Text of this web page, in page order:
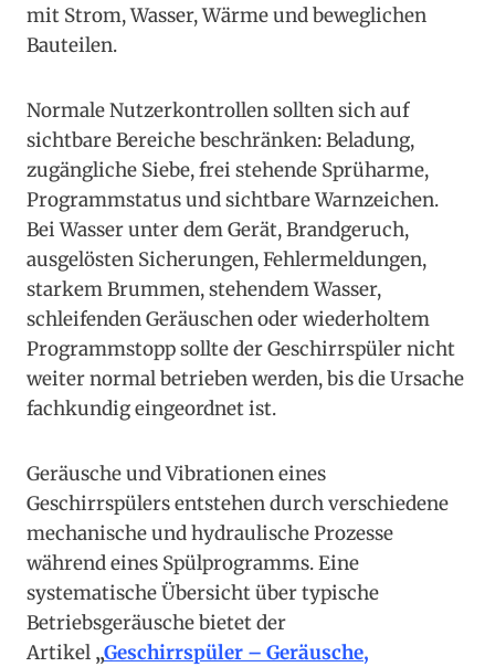
mit Strom, Wasser, Wärme und beweglichen
Bauteilen.
Normale Nutzerkontrollen sollten sich auf
sichtbare Bereiche beschränken: Beladung,
zugängliche Siebe, frei stehende Sprüharme,
Programmstatus und sichtbare Warnzeichen.
Bei Wasser unter dem Gerät, Brandgeruch,
ausgelösten Sicherungen, Fehlermeldungen,
starkem Brummen, stehendem Wasser,
schleifenden Geräuschen oder wiederholtem
Programmstopp sollte der Geschirrspüler nicht
weiter normal betrieben werden, bis die Ursache
fachkundig eingeordnet ist.
Geräusche und Vibrationen eines
Geschirrspülers entstehen durch verschiedene
mechanische und hydraulische Prozesse
während eines Spülprogramms. Eine
systematische Übersicht über typische
Betriebsgeräusche bietet der
Artikel „Geschirrspüler – Geräusche,